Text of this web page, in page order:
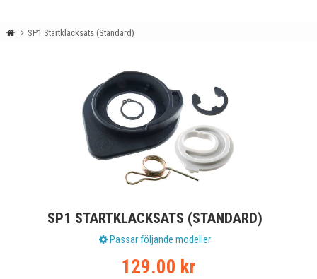
SP1 Startklacksats (Standard)
SP1 STARTKLACKSATS (STANDARD)
Passar följande modeller
129.00 kr